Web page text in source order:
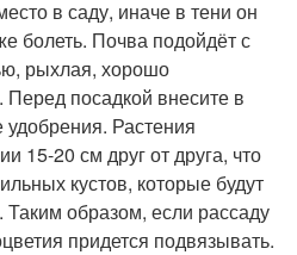
в саду, иначе в тени он
болеть. Почва подойдёт с
рыхлая, хорошо
посадкой внесите в
Растения
15-20 см друг от друга, что
кустов, которые будут
Таким образом, если рассаду
придется подвязывать.